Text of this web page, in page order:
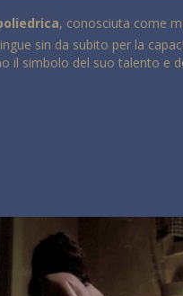
, conosciuta come
sin da subito per la
il simbolo del suo talento e